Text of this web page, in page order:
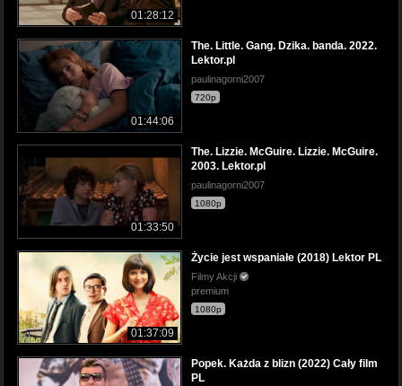
01:28:12
01:44:06
The. Little. Gang. Dzika. banda. 2022.
Lektor.pl
paulinagorni2007
720p
01:33:50
The. Lizzie. McGuire. Lizzie. McGuire.
2003. Lektor.pl
paulinagorni2007
1080p
01:37:09
Życie jest wspaniałe (2018) Lektor PL
Filmy Akcji
premium
1080p
Popek. Każda z blizn (2022) Cały film
PL